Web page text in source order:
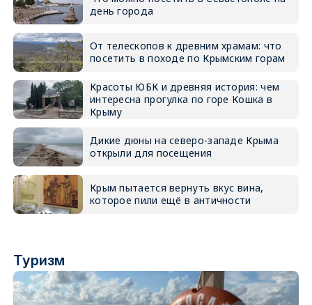
день города
От телескопов к древним храмам: что
посетить в походе по Крымским горам
Красоты ЮБК и древняя история: чем
интересна прогулка по горе Кошка в
Крыму
Дикие дюны на северо-западе Крыма
открыли для посещения
Крым пытается вернуть вкус вина,
которое пили ещё в античности
Туризм